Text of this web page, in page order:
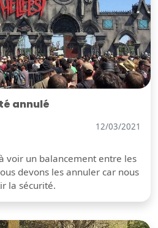
annulé
12/03/2021
voir un balancement entre les
devons les annuler car nous
la sécurité.